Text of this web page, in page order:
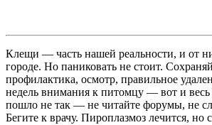
Клещи — часть нашей реальности, и от
городе. Но паниковать не стоит.
профилактика, осмотр, правильное
недель внимания к питомцу — вот и весь
пошло не так — не читайте форумы, не
Бегите к врачу. Пироплазмоз лечится, но